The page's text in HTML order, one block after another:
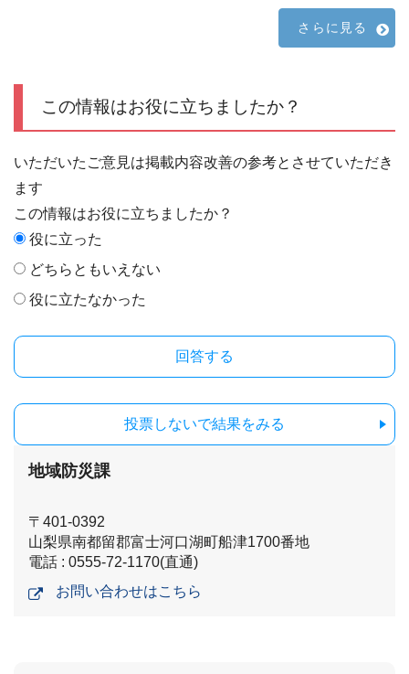
さらに見る
この情報はお役に立ちましたか？
いただいたご意見は掲載内容改善の参考とさせていただき
ます
この情報はお役に立ちましたか？
役に立った
どちらともいえない
役に立たなかった
投票しないで結果をみる
地域防災課
〒401-0392
山梨県南都留郡富士河口湖町船津1700番地
電話 : 0555-72-1170(直通)
お問い合わせはこちら